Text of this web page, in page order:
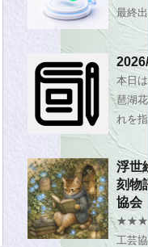
最終
本日
琶湖
れを指
浮世
刻物
協会
工芸